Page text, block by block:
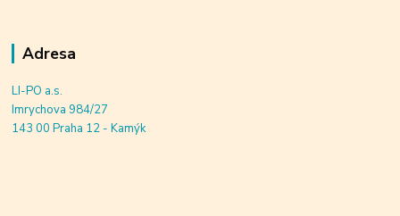
Adresa
LI-PO a.s.
Imrychova 984/27
143 00 Praha 12 - Kamýk